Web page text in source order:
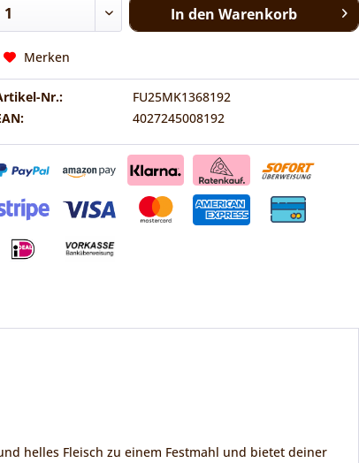
In den Warenkorb
Merken
Nr.:
FU25MK1368192
4027245008192
helles Fleisch zu einem Festmahl und bietet deiner